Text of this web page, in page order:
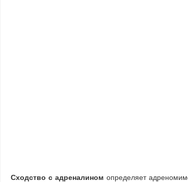
Сходство с адреналином определяет